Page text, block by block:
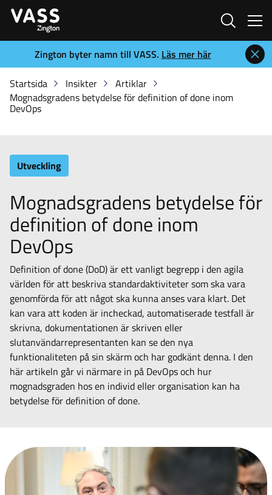
Sök
Zington byter namn till VASS. Läs mer här
Startsida
Insikter
Artiklar
Mognadsgradens betydelse för definition of done inom
DevOps
Utveckling
Mognadsgradens betydelse för
definition of done inom
DevOps
Definition of done (DoD) är ett vanligt begrepp i den agila
världen för att beskriva standardaktiviteter som ska vara
genomförda för att något ska kunna anses vara klart. Det
kan vara att koden är incheckad, automatiserade testfall är
skrivna, dokumentationen är skriven eller
slutanvändarrepresentanten kan se den nya
funktionaliteten på sin skärm och har godkänt denna. I den
här artikeln går vi närmare in på DevOps och hur
mognadsgraden hos en individ eller organisation kan ha
betydelse för definition of done.